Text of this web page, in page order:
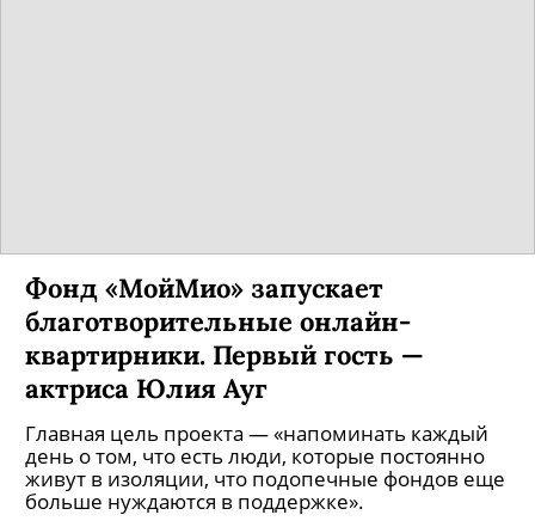
Фонд «МойМио» запускает
благотворительные онлайн-
квартирники. Первый гость —
актриса Юлия Ауг
Главная цель проекта — «напоминать каждый
день о том, что есть люди, которые постоянно
живут в изоляции, что подопечные фондов еще
больше нуждаются в поддержке».